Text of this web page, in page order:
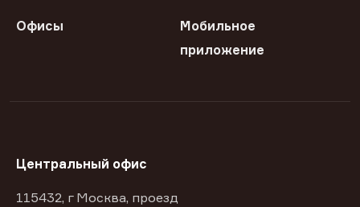
Офисы
Мобильное
приложение
Центральный офис
115432, г Москва, проезд